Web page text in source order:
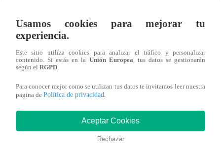
El vehículo transportaba a una
perdió la vida en el acto, mientras que los heridos,una
trasladados de emergencia al
menor de edad habría recibido un disparo cerca de
cruce de la avenida San Felipe y Lima”
inseguridad y delincuencia”.
Usamos cookies para mejorar tu
experiencia.
Este sitio utiliza cookies para analizar el tráfico y personalizar
contenido. Si estás en la Unión Europea, tus datos se gestionarán
según el RGPD.
Para conocer mejor como se utilizan tus datos te invitamos leer nuestra
pagina de Política de privacidad.
Aceptar Cookies
Rechazar